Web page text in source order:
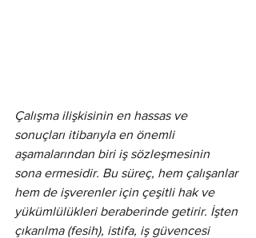
Çalışma ilişkisinin en hassas ve
sonuçları itibarıyla en önemli
aşamalarından biri iş sözleşmesinin
sona ermesidir. Bu süreç, hem çalışanlar
hem de işverenler için çeşitli hak ve
yükümlülükleri beraberinde getirir. İşten
çıkarılma (fesih), istifa, iş güvencesi